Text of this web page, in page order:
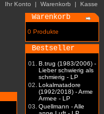
Ihr Konto | Warenkorb | Kasse
Warenkorb
0 Produkte
Bestseller
01.
B.trug (1983/2006) -
Lieber schwierig als
schmierig - LP
02. Lokalmatadore
(1992/2018) - Arme
Armee - LP
03. Quellmann - Alle